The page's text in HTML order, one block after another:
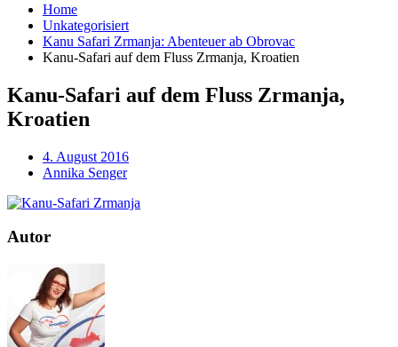
Home
Unkategorisiert
Kanu Safari Zrmanja: Abenteuer ab Obrovac
Kanu-Safari auf dem Fluss Zrmanja, Kroatien
Kanu-Safari auf dem Fluss Zrmanja,
Kroatien
4. August 2016
Annika Senger
Autor